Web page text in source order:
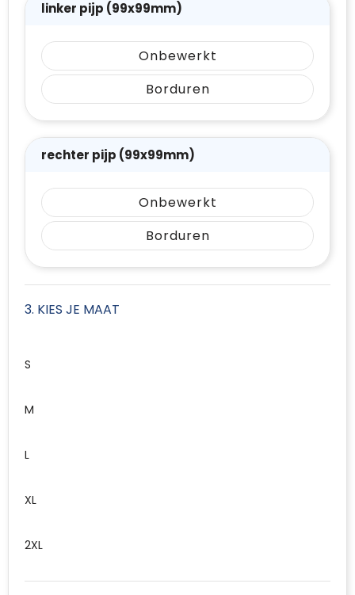
linker pijp (99x99mm)
Onbewerkt
Borduren
rechter pijp (99x99mm)
Onbewerkt
Borduren
3. KIES JE MAAT
S
M
L
XL
2XL